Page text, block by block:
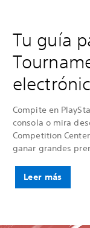
Tu guía
Compite en
consola o mira
Competition
ganar grandes
Leer más